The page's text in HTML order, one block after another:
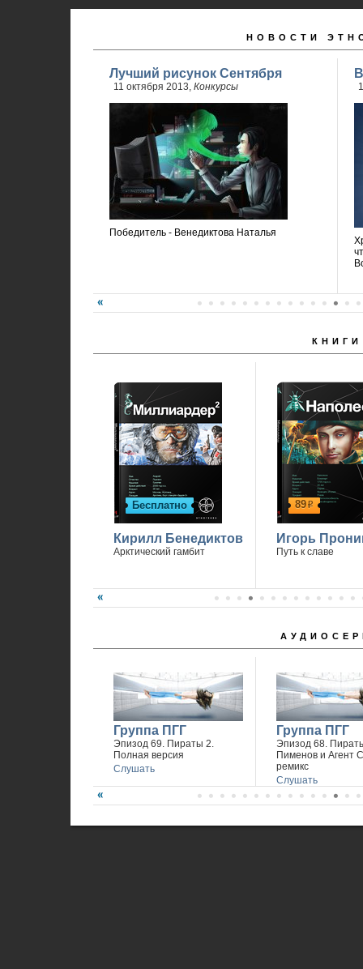
НОВОСТИ
Лучший рисунок Сентября
11 октября 2013, Конкурсы
Победитель - Венедиктова Наталья
КНИГИ
Бесплатно
Кирилл Бенедиктов
Арктический гамбит
89р
Игорь
Путь к славе
Группа ПГГ
Эпизод 69. Пираты 2.
Полная версия
Слушать
Группа ПГГ
Эпизод 68.
Пименов и Агент
ремикс
Слушать